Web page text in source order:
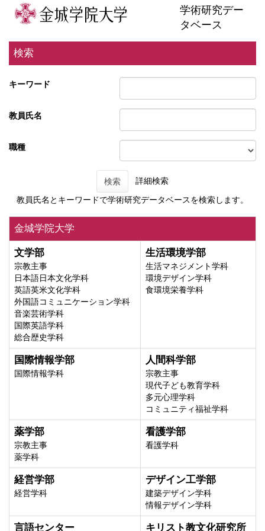
学術研究デー
タベース
検索
キーワード
教員氏名
職種
検索 詳細検索
教員氏名とキーワードで学術研究データベースを検索します。
金城学院大学
文学部
宗教主事
日本語日本文化学科
英語英米文化学科
外国語コミュニケーション学科
音楽芸術学科
国際英語学科
総合歴史学科
生活環境学部
生活マネジメント学科
環境デザイン学科
食環境栄養学科
国際情報学部
国際情報学科
人間科学部
宗教主事
現代子ども教育学科
多元心理学科
コミュニティ福祉学科
薬学部
宗教主事
薬学科
看護学部
看護学科
経営学部
経営学科
デザイン工学部
建築デザイン学科
情報デザイン学科
言語センター キリスト教文化研究所